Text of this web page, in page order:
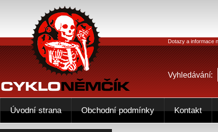
Dotazy a informace
Vyhledávání:
Úvodní strana Obchodní podmínky Kontakt